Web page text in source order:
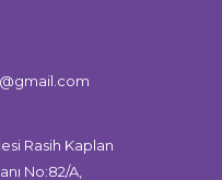
Rasih Kaplan
No:82/A,